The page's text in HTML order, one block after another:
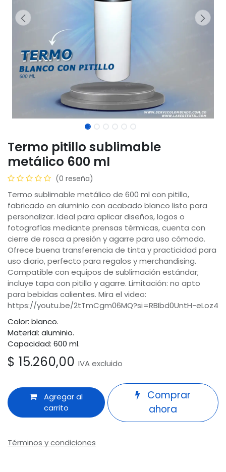
Termo pitillo sublimable
metálico 600 ml
(0 reseña)
Termo sublimable metálico de 600 ml con pitillo,
fabricado en aluminio con acabado blanco listo para
personalizar. Ideal para aplicar diseños, logos o
fotografías mediante prensas térmicas, cuenta con
cierre de rosca a presión y agarre para uso cómodo.
Ofrece buena transferencia de tinta y practicidad para
uso diario, perfecto para regalos y merchandising.
Compatible con equipos de sublimación estándar;
incluye tapa con pitillo y agarre. Limitación: no apto
para bebidas calientes. Mira el video:
https://youtu.be/2tTmCgm06MQ?si=RBIbd0UntH-eLoz4
Color: blanco.
Material: aluminio.
Capacidad: 600 ml.
$ 15.260,00 IVA excluido
Agregar al
carrito
Comprar
ahora
Términos y condiciones